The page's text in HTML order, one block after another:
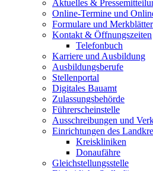
Aktuelles &
Online-Termine und
Formulare und Merkblätter
Kontakt & Öffnungszeiten
Telefonbuch
Karriere und Ausbildung
Ausbildungsberufe
Stellenportal
Digitales Bauamt
Zulassungsbehörde
Führerscheinstelle
Ausschreibungen und
Einrichtungen des
Kreiskliniken
Donaufähre
Gleichstellungsstelle